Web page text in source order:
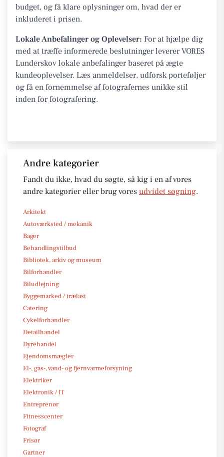
budget, og få klare oplysninger om, hvad der er
inkluderet i prisen.
Lokale Anbefalinger og Oplevelser: For at hjælpe dig
med at træffe informerede beslutninger leverer VORES
Lunderskov lokale anbefalinger baseret på ægte
kundeoplevelser. Læs anmeldelser, udforsk porteføljer
og få en fornemmelse af fotografernes unikke stil
inden for fotografering.
Andre kategorier
Fandt du ikke, hvad du søgte, så kig i en af vores
andre kategorier eller brug vores udvidet søgning.
Arkitekt
Autoværksted / mekanik
Bager
Behandlingstilbud
Bibliotek, arkiv og museum
Bilforhandler
Biludlejning
Byggemarked / trælast
Catering
Cykelforhandler
Detailhandel
Dyrehandel
Ejendomsmægler
El-, gas-, vand- og fjernvarmeforsyning
Elektriker
Elektronik / IT
Entreprenør
Fitnesscenter
Fotograf
Frisør
Gartner